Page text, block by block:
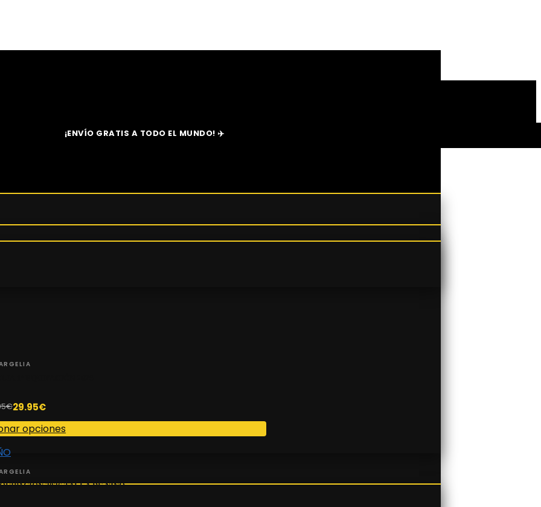
¡ENVÍO GRATIS A TODO EL MUNDO! ✈️
€29.95€
opciones
2026 TALLA DE NIÑO